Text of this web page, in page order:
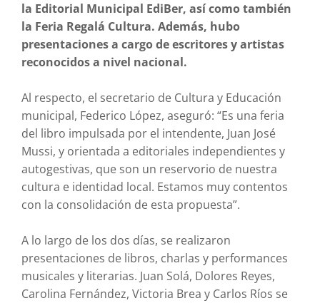
la Editorial Municipal EdiBer, así como también
la Feria Regalá Cultura. Además, hubo
presentaciones a cargo de escritores y artistas
reconocidos a nivel nacional.
Al respecto, el secretario de Cultura y Educación
municipal, Federico López, aseguró: “Es una feria
del libro impulsada por el intendente, Juan José
Mussi, y orientada a editoriales independientes y
autogestivas, que son un reservorio de nuestra
cultura e identidad local. Estamos muy contentos
con la consolidación de esta propuesta”.
A lo largo de los dos días, se realizaron
presentaciones de libros, charlas y performances
musicales y literarias. Juan Solá, Dolores Reyes,
Carolina Fernández, Victoria Brea y Carlos Ríos se